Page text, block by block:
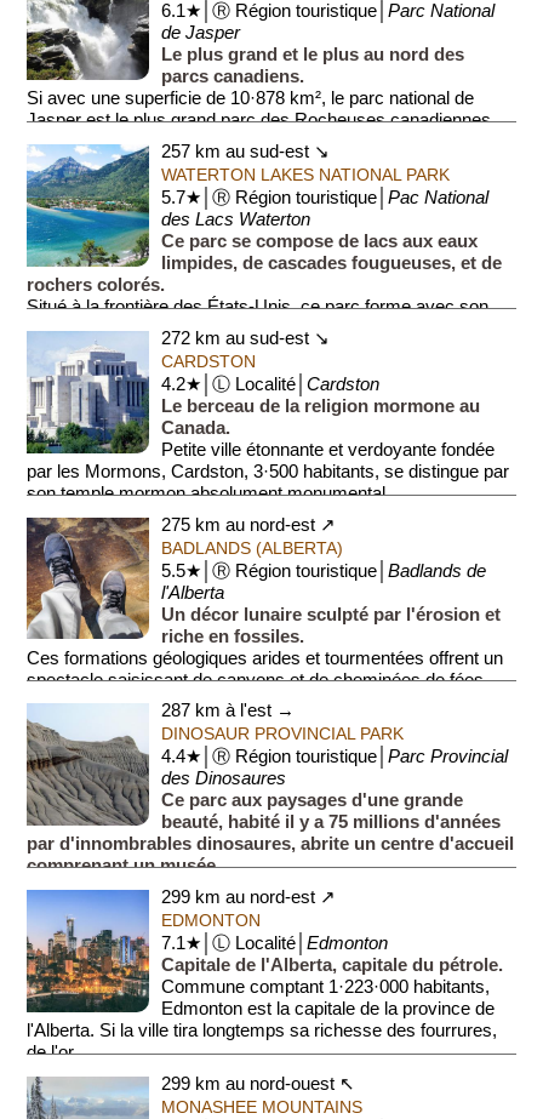
6.1★│Ⓡ Région touristique│Parc National
de Jasper
Le plus grand et le plus au nord des
parcs canadiens.
Si avec une superficie de 10·878 km², le parc national de
Jasper est le plus grand parc des Rocheuses canadiennes,
c'est toutefois le second en ...
257 km au sud-est ↘
WATERTON LAKES NATIONAL PARK
5.7★│Ⓡ Région touristique│Pac National
des Lacs Waterton
Ce parc se compose de lacs aux eaux
limpides, de cascades fougueuses, et de
rochers colorés.
Situé à la frontière des États-Unis, ce parc forme avec son
voisin le premier parc international de la p...
272 km au sud-est ↘
CARDSTON
4.2★│Ⓛ Localité│Cardston
Le berceau de la religion mormone au
Canada.
Petite ville étonnante et verdoyante fondée
par les Mormons, Cardston, 3·500 habitants, se distingue par
son temple mormon absolument monumental.
275 km au nord-est ↗
BADLANDS (ALBERTA)
5.5★│Ⓡ Région touristique│Badlands de
l'Alberta
Un décor lunaire sculpté par l'érosion et
riche en fossiles.
Ces formations géologiques arides et tourmentées offrent un
spectacle saisissant de canyons et de cheminées de fées
(Hoodoos). La régi...287 km à l'est →
DINOSAUR PROVINCIAL PARK
4.4★│Ⓡ Région touristique│Parc Provincial
des Dinosaures
Ce parc aux paysages d'une grande
beauté, habité il y a 75 millions d'années
par d'innombrables dinosaures, abrite un centre d'accueil
comprenant un musée.
Il y a 75 millions d'années, cet endro...
299 km au nord-est ↗
EDMONTON
7.1★│Ⓛ Localité│Edmonton
Capitale de l'Alberta, capitale du pétrole.
Commune comptant 1·223·000 habitants,
Edmonton est la capitale de la province de
l'Alberta. Si la ville tira longtemps sa richesse des fourrures,
de l'or...
299 km au nord-ouest ↖
MONASHEE MOUNTAINS